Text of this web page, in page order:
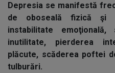
Depresia se manifestă
de oboseală fizică şi
instabilitate
inutilitate, pierderea
plăcute, scăderea poftei
tulburări.